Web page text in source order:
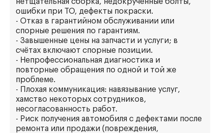
ошибки при ТО, дефекты покраски.
- Отказ в гарантийном обслуживании или
спорные решения по гарантиям.
- Завышенные цены на запчасти и услуги; в
счётах включают спорные позиции.
- Непрофессиональная диагностика и
повторные обращения по одной и той же
проблеме.
- Плохая коммуникация: навязывание услуг,
хамство некоторых сотрудников,
несогласованность работ.
- Риск получения автомобиля с дефектами после
ремонта или продажи (повреждения,